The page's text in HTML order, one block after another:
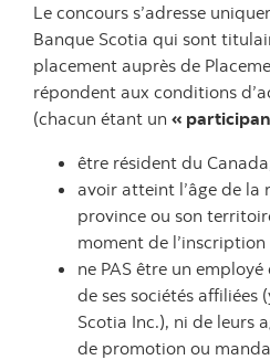
Le concours s’adresse
Banque Scotia qui sont
placement auprès de
répondent aux conditions
(chacun étant un «
être résident du
avoir atteint l’âge de la
province ou son
moment de
ne PAS être un
de ses sociétés affiliées
Scotia Inc.), ni de leurs
de promotion ou